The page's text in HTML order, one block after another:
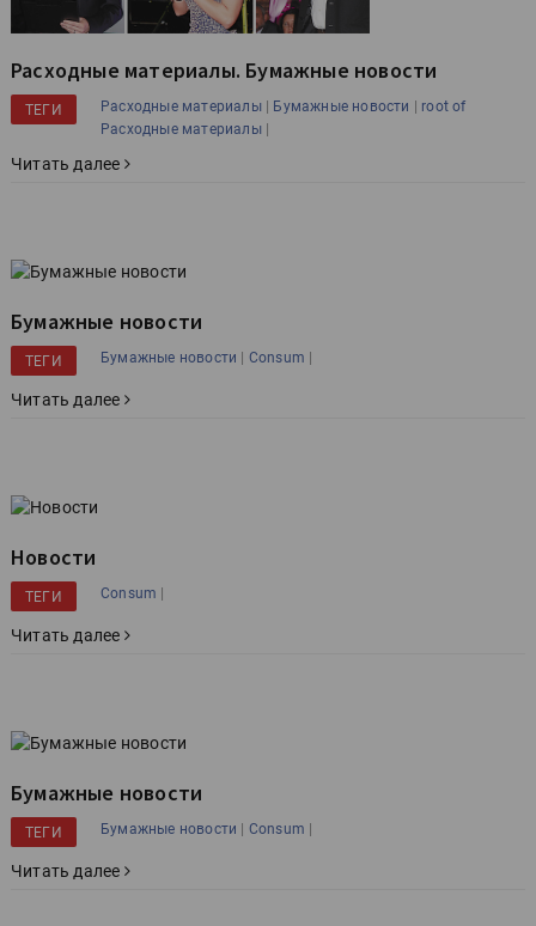
Расходные материалы. Бумажные новости
ТЕГИ Расходные материалы| Бумажные новости | root of
Расходные материалы|
Читать далее
Бумажные новости
ТЕГИ Бумажные новости | Consum |
Читать далее
Новости
ТЕГИ Consum |
Читать далее
Бумажные новости
ТЕГИ Бумажные новости | Consum |
Читать далее